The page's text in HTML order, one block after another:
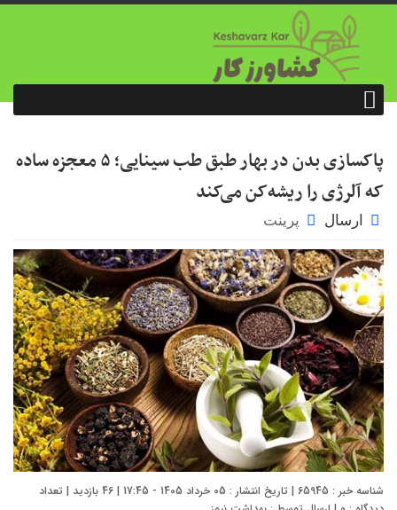
پاکسازی بدن در بهار طبق طب سینایی؛ ۵ معجزه ساده
که آلرژی را ریشه‌کن می‌کند
ارسال پرینت
شناسه خبر : 65945 | تاریخ انتشار : 05 خرداد 1405 - 17:45 | 46 بازدید | تعداد